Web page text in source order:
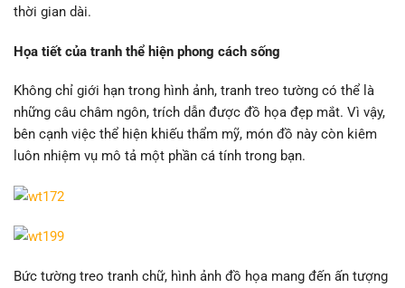
thời gian dài.
Họa tiết của tranh thể hiện phong cách sống
Không chỉ giới hạn trong hình ảnh, tranh treo tường có thể là
những câu châm ngôn, trích dẫn được đồ họa đẹp mắt. Vì vậy,
bên cạnh việc thể hiện khiếu thẩm mỹ, món đồ này còn kiêm
luôn nhiệm vụ mô tả một phần cá tính trong bạn.
Bức tường treo tranh chữ, hình ảnh đồ họa mang đến ấn tượng